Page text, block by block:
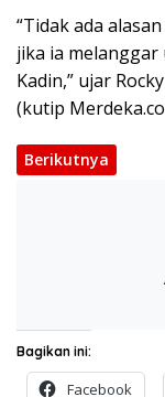
“Tidak ada
jika ia
Kadin,” ujar
(kutip
Berikutnya
Bagikan ini:
Facebook